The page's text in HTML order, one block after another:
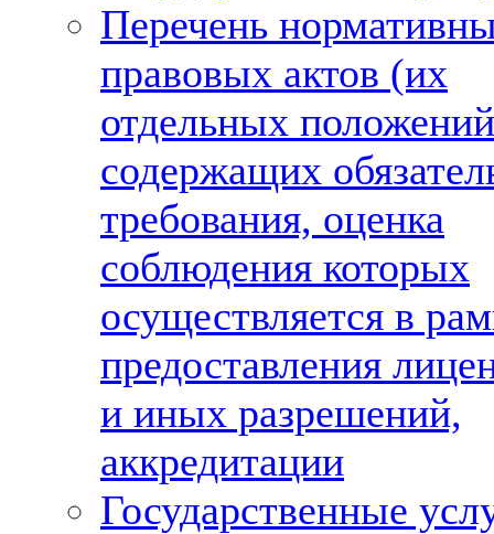
Перечень
правовых актов (их
отдельных
содержащих
требования, оценка
соблюдения которых
осуществляется в
предоставления
и иных разрешений,
аккредитации
Государственные